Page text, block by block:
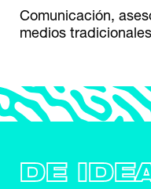
Comunicación,
medios
DE